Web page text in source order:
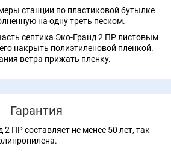
станции по пластиковой бутылке
на одну треть песком.
септика Эко-Гранд 2 ПР листовым
накрыть полиэтиленовой пленкой.
ветра прижать пленку.
Гарантия
ПР составляет не менее 50 лет, так